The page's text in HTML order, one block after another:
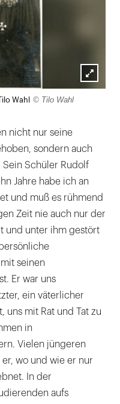
Wahl © Tilo Wahl
nicht nur seine
sondern auch
Schüler Rudolf
Jahre habe ich an
und muß es rühmend
Zeit nie auch nur der
und unter ihm gestört
seinen
Er war uns
ein väterlicher
uns mit Rat und Tat zu
in
Vielen jüngeren
wo und wie er nur
In der
aufs